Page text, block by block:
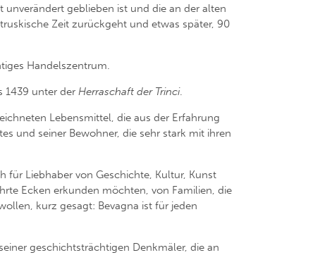
geblieben ist und die an der alten
Zeit zurückgeht und etwas später, 90
Handelszentrum.
1439 unter der Herraschaft der Trinci.
Lebensmittel, die aus der Erfahrung
und seiner Bewohner, die sehr stark mit ihren
für Liebhaber von Geschichte, Kultur, Kunst
Ecken erkunden möchten, von Familien, die
kurz gesagt: Bevagna ist für jeden
geschichtsträchtigen Denkmäler, die an